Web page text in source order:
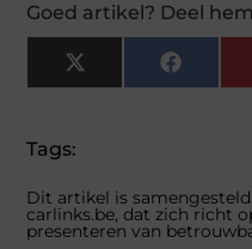
Goed artikel? Deel
X
(Twitter)
Tags:
Dit artikel is
carlinks.be, dat zich richt
presenteren van